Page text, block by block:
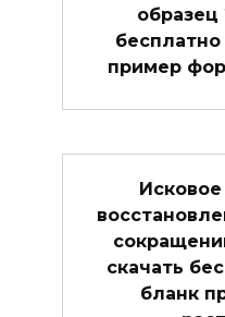
образец
пример
скачать
бланк